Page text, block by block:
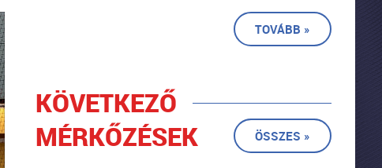
TOVÁBB »
KÖVETKEZŐ
MÉRKŐZÉSEK
ÖSSZES »